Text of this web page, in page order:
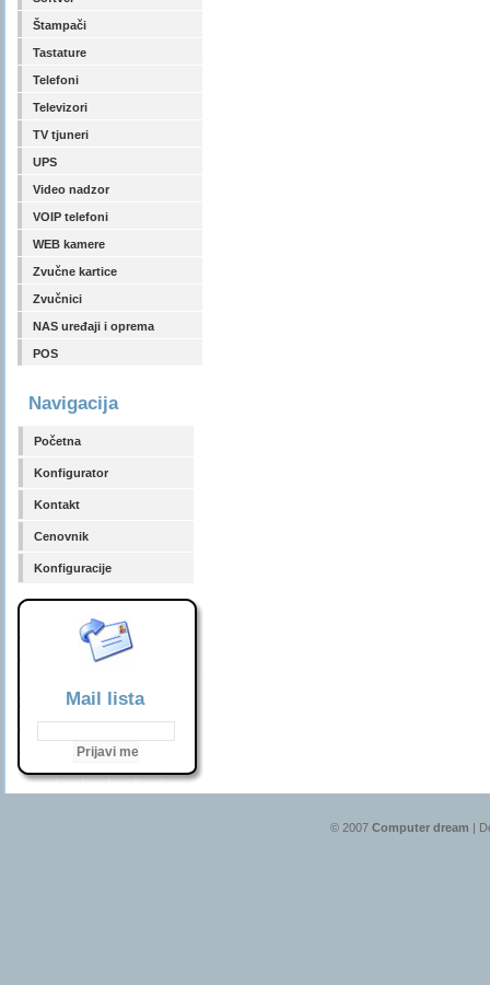
Štampači
Tastature
Telefoni
Televizori
TV tjuneri
UPS
Video nadzor
VOIP telefoni
WEB kamere
Zvučne kartice
Zvučnici
NAS uređaji i oprema
POS
Navigacija
Početna
Konfigurator
Kontakt
Cenovnik
Konfiguracije
Mail lista
© 2007 Computer dream |